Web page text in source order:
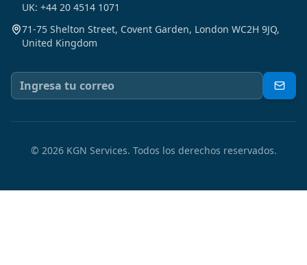
UK: +44 20 4514 1071
71-75 Shelton Street, Covent Garden, London WC2H 9JQ,
United Kingdom
© 2026KGN Services. Todos los derechos reservados.